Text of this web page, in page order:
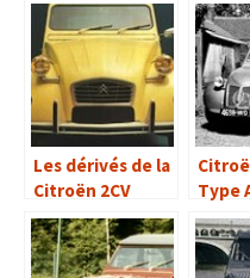
Les dérivés de la
Citroën 2CV
Type
1960)